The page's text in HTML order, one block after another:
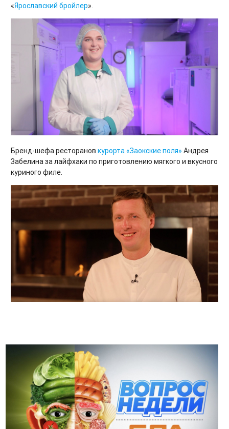
«Ярославский бройлер».
Бренд-шефа ресторанов курорта «Заокские поля» Андрея
Забелина за лайфхаки по приготовлению мягкого и вкусного
куриного филе.